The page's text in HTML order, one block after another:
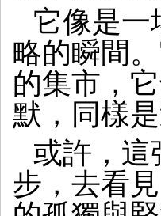
它像是一
略的瞬間
的集市，
默，同樣
或許，這
步，去看